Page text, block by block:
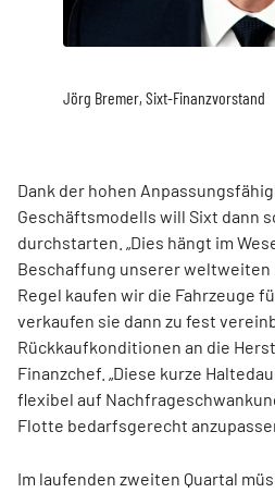
Jörg Bremer, Sixt-Finanzvorstand
Dank der hohen
Geschäftsmodells will Sixt dann
durchstarten. „Dies hängt im
Beschaffung unserer weltweiten
Regel kaufen wir die Fahrzeuge
verkaufen sie dann zu fest
Rückkaufkonditionen an die
Finanzchef. „Diese kurze
flexibel auf
Flotte bedarfsgerecht
Im laufenden zweiten Quartal